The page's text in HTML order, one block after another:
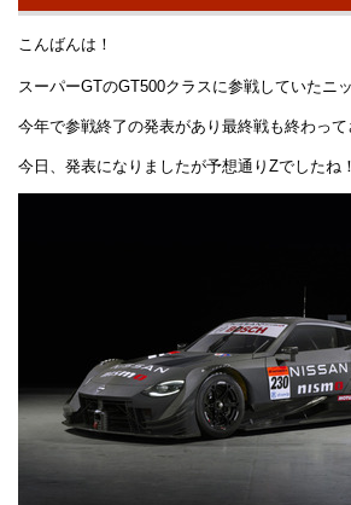
こんばんは！
スーパーGTのGT500クラスに参戦していたニ
今年で参戦終了の発表があり最終戦も終わって
今日、発表になりましたが予想通りZでしたね！